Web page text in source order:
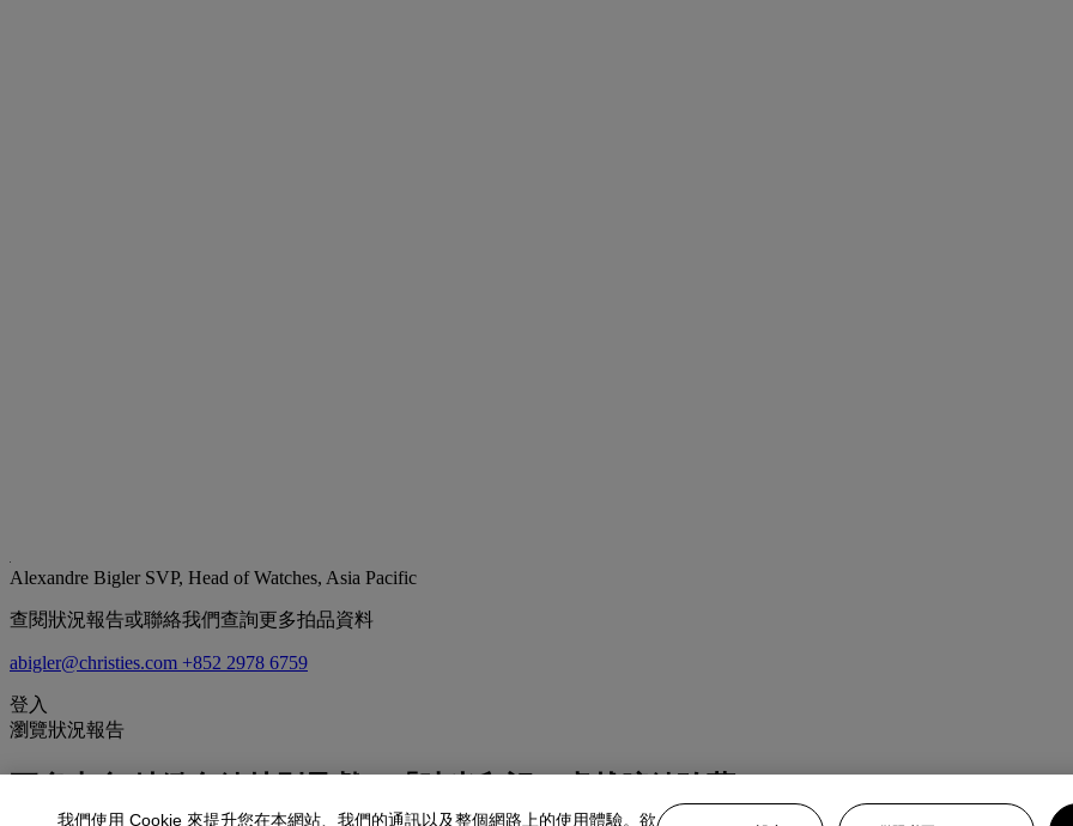
Alexandre Bigler SVP, Head of Watches, Asia Pacific
查閱狀況報告或聯絡我們查詢更多拍品資料
abigler@christies.com +852 2978 6759
登入
瀏覽狀況報告
我們使用 Cookie 來提升您在本網站、我們的通訊以及整個網路上的使用體驗。欲